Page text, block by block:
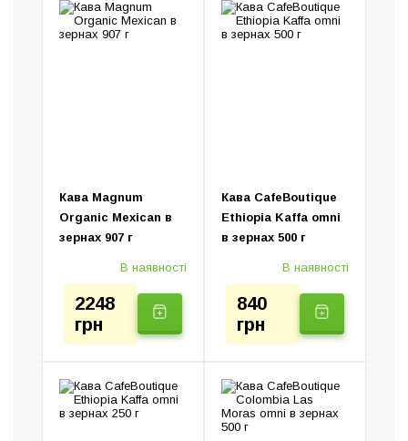
Кавомашини Кавомолки
Кава Magnum
Organic Mexican в
зернах 907 г
В наявності
2248
грн
Кава CafeBoutique
Ethiopia Kaffa omni
в зернах 500 г
В наявності
840
грн